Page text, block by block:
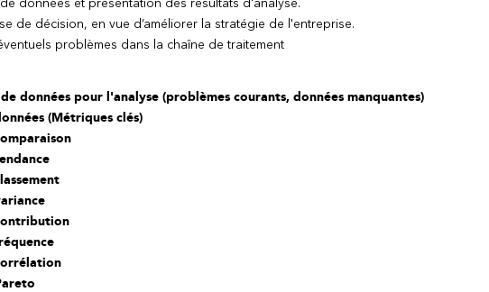
données et présentation des résultats d'analyse.
de décision, en vue d’améliorer la stratégie de l'entreprise.
problèmes dans la chaîne de traitement
données pour l'analyse (problèmes courants, données manquantes)
(Métriques clés)